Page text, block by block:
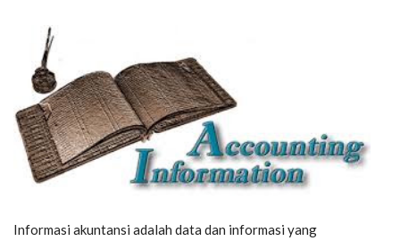
Informasi akuntansi adalah data dan informasi yang